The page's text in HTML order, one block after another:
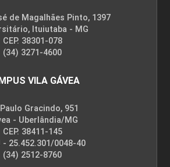
de Magalhães Pinto, 1397
Ituiutaba - MG
CEP. 38301-078
(34) 3271-4600
VILA GÁVEA
Gracindo, 951
- Uberlândia/MG
CEP. 38411-145
- 25.452.301/0048-40
(34) 2512-8760